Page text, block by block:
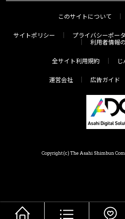
このサイトについて
サイトポリシー プライバシーポー
利用者情報
全サイト利用規約
運営会社 広告ガイド
Copyright(c) The Asahi Shimbun